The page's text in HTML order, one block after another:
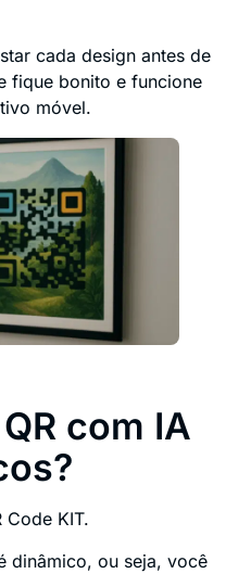
cada design antes de
fique bonito e funcione
móvel.
com IA
KIT.
dinâmico, ou seja, você